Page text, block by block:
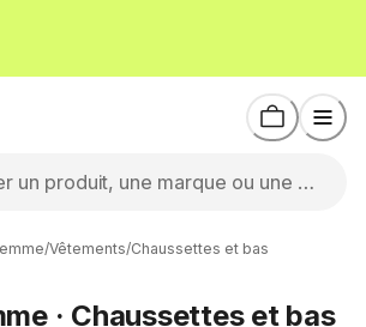
/Vêtements/Chaussettes et bas
· Chaussettes et bas